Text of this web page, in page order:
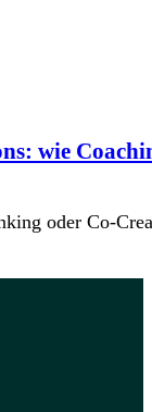
wie
oder Co-